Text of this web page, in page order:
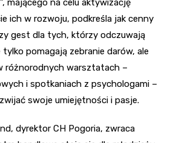
mającego na celu aktywizację
ich w rozwoju, podkreśla jak cenny
gest dla tych, którzy odczuwają
tylko pomagają zebranie darów, ale
różnorodnych warsztatach –
i spotkaniach z psychologami –
swoje umiejętności i pasje.
dyrektor CH Pogoria, zwraca